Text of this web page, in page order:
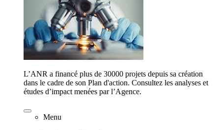
L’ANR a financé plus de 30000 projets depuis sa création
dans le cadre de son Plan d'action. Consultez les analyses et
études d’impact menées par l’Agence.
Menu